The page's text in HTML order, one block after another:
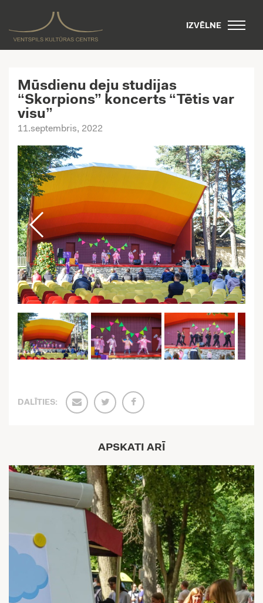
IZVĒLNE
Mūsdienu deju studijas
“Skorpions” koncerts “Tētis var
visu”
11.septembris, 2022
DALĪTIES:
APSKATI ARĪ